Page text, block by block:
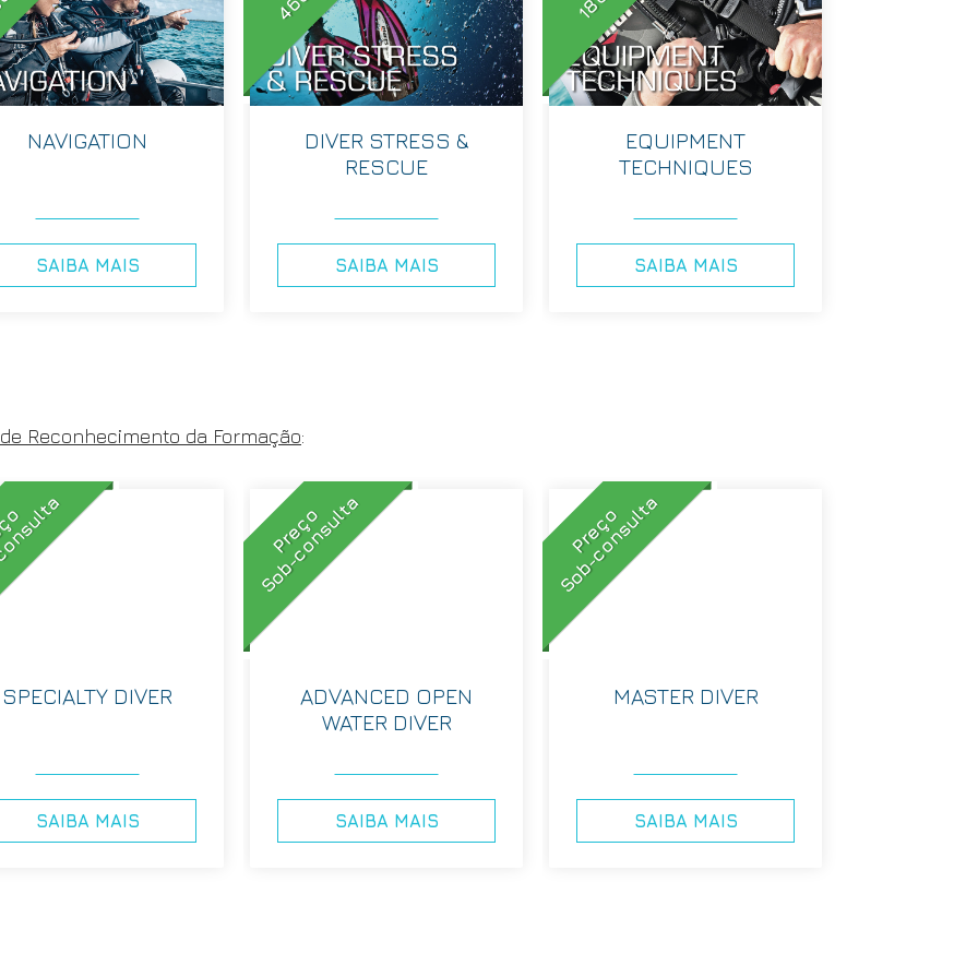
NAVIGATION
SAIBA MAIS
DIVER STRESS &
RESCUE
SAIBA MAIS
EQUIPMENT
TECHNIQUES
SAIBA MAIS
Reconhecimento da Formação:
SPECIALTY DIVER
SAIBA MAIS
Preço
Sob-consulta
ADVANCED OPEN
WATER DIVER
SAIBA MAIS
Preço
Sob-consulta
MASTER DIVER
SAIBA MAIS